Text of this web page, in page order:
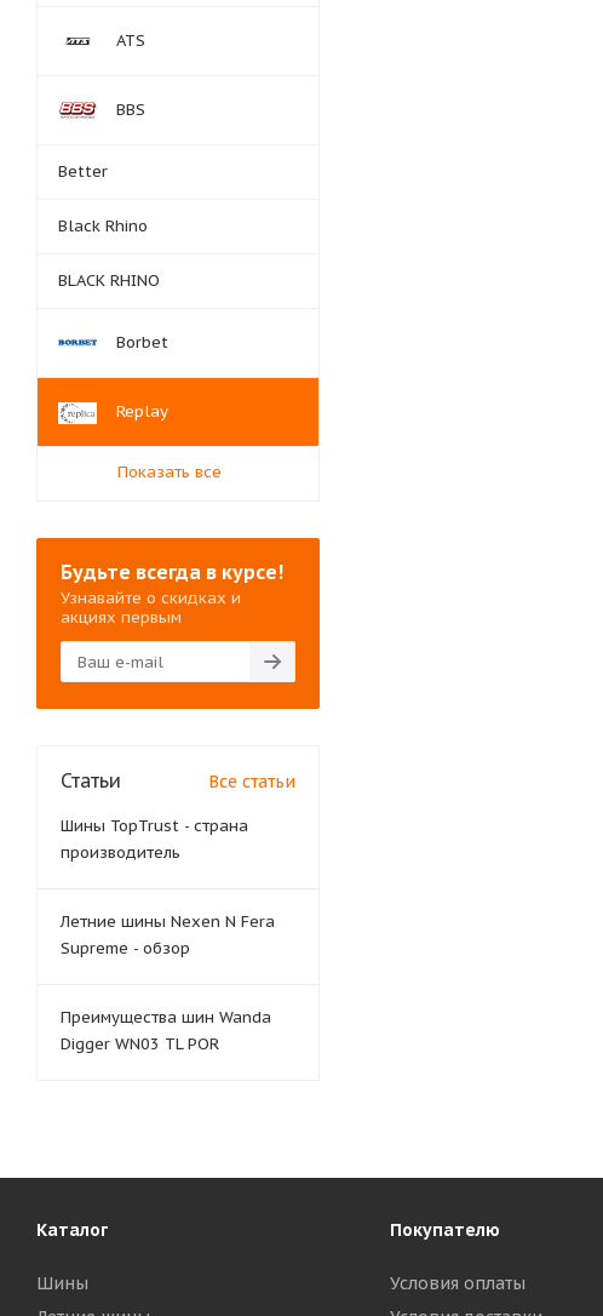
ATS
BBS
Better
Black Rhino
BLACK RHINO
Borbet
Replay
Показать все
Будьте всегда в курсе!
Узнавайте о скидках и
акциях первым
Статьи Все статьи
Шины TopTrust - страна
производитель
Летние шины Nexen N Fera
Supreme - обзор
Преимущества шин Wanda
Digger WN03 TL POR
Каталог
Шины
Покупателю
Условия оплаты